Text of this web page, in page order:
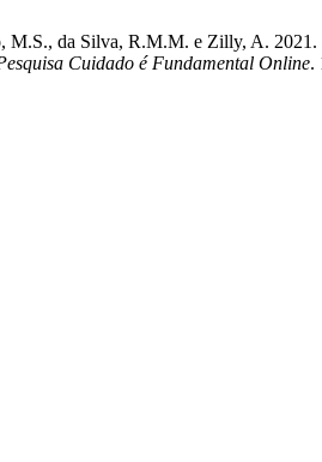
da Silva, R.M.M. e Zilly, A. 2021.
Cuidado é Fundamental Online.